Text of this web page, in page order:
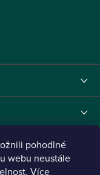
pohodlné
webu neustále
Více
s názvem Panthera Leo